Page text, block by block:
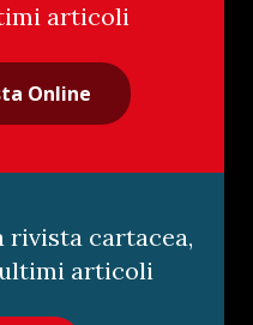
articoli
Online
rivista cartacea,
articoli